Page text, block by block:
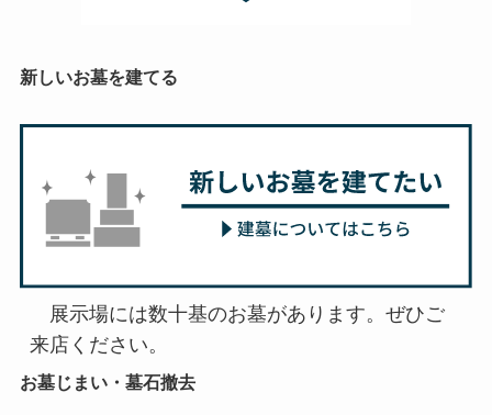
新しいお墓を建てる
展示場には数十基のお墓があります。ぜひご
来店ください。
お墓じまい・墓石撤去